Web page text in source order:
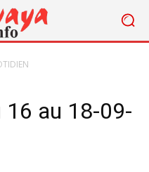
16 au 18-09-